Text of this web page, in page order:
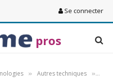
Se connecter
pros
» Autres techniques »